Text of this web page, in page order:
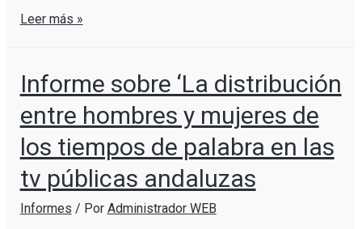
Leer más »
Informe sobre ‘La distribución
entre hombres y mujeres de
los tiempos de palabra en las
tv públicas andaluzas
Informes / Por Administrador WEB